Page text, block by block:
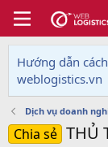
Hướng dẫn
weblogistics.vn
Dịch vụ doanh
Chia sẻ THỦ